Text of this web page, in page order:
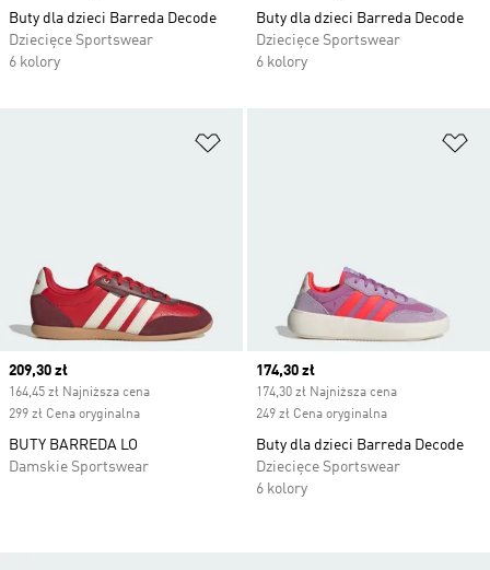
Buty dla dzieci Barreda Decode
Dziecięce Sportswear
6 kolory
Buty dla dzieci Barreda Decode
Dziecięce Sportswear
6 kolory
Current price
209,30 zł
164,45 zł Najniższa cena
299 zł Cena oryginalna
BUTY BARREDA LO
Damskie Sportswear
Current price
174,30 zł
174,30 zł Najniższa cena
249 zł Cena oryginalna
Buty dla dzieci Barreda Decode
Dziecięce Sportswear
6 kolory